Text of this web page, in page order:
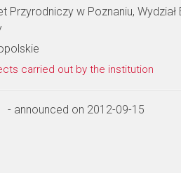
Przyrodniczy w Poznaniu,
carried out by the institution
- announced on 2012-09-15